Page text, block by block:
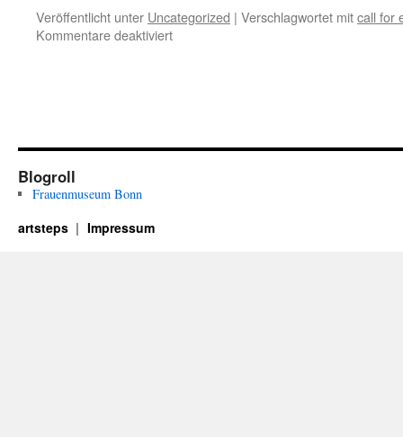
Veröffentlicht unter Uncategorized | Verschlagwortet mitcall for
Kommentare deaktiviertfür
Blogroll
Frauenmuseum Bonn
artsteps Impressum